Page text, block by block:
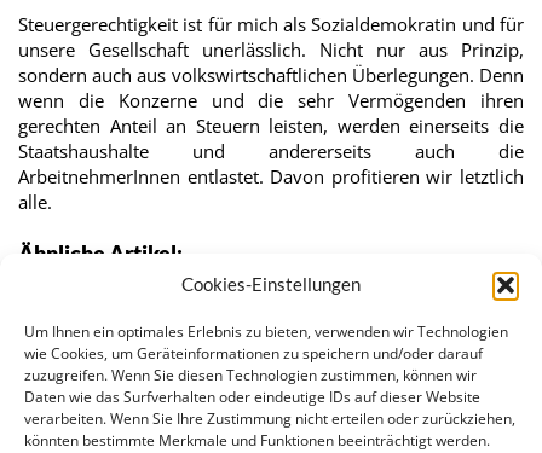
Cookies-Einstellungen
Um Ihnen ein optimales Erlebnis zu bieten, verwenden wir Technologien
wie Cookies, um Geräteinformationen zu speichern und/oder darauf
zuzugreifen. Wenn Sie diesen Technologien zustimmen, können wir
Daten wie das Surfverhalten oder eindeutige IDs auf dieser Website
verarbeiten. Wenn Sie Ihre Zustimmung nicht erteilen oder zurückziehen,
könnten bestimmte Merkmale und Funktionen beeinträchtigt werden.
Steuergerechtigkeit ist für mich als Sozialdemokratin und für
unsere Gesellschaft unerlässlich. Nicht nur aus Prinzip,
sondern auch aus volkswirtschaftlichen Überlegungen. Denn
wenn die Konzerne und die sehr Vermögenden ihren
gerechten Anteil an Steuern leisten, werden einerseits die
Staatshaushalte und andererseits auch die
ArbeitnehmerInnen entlastet. Davon profitieren wir letztlich
alle.
Ähnliche Artikel:
Trotz Aufdeckungsskandalen steigen Steuerdeals mit…
Ende der Steuertricksereien durch EU-
Maßnahmenbündel
Frauen in Führungspositionen
Regner zu Luxemburg Leaks: Schluss mit den…
Anhörungen der designierten EU-KommissarInnen